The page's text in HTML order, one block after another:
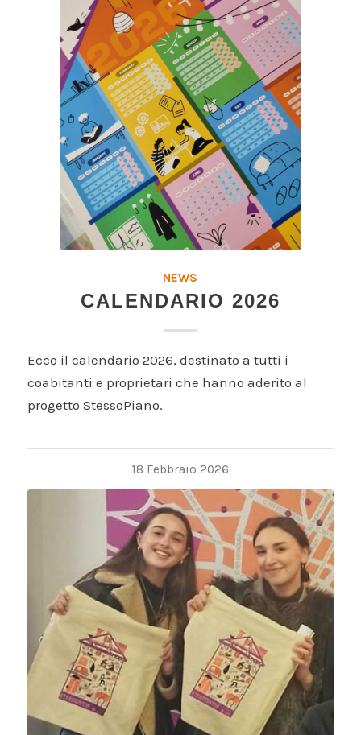
NEWS
CALENDARIO 2026
Ecco il calendario 2026, destinato a tutti i
coabitanti e proprietari che hanno aderito al
progetto StessoPiano.
18 Febbraio 2026